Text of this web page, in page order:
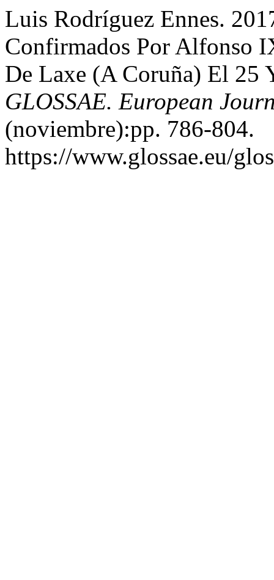
Luis Rodríguez Ennes.
Confirmados Por Alfonso
De Laxe (A Coruña) El 25
GLOSSAE. European
(noviembre):pp. 786-804.
https://www.glossae.eu/